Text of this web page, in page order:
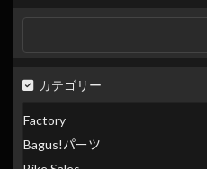
カテゴリー
Factory
Bagus!パーツ